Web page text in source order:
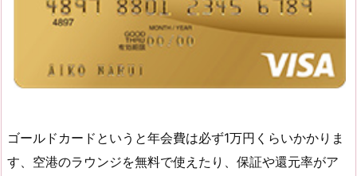
ゴールドカードというと年会費は必ず1万円くらいかかりま
す、空港のラウンジを無料で使えたり、保証や還元率がア